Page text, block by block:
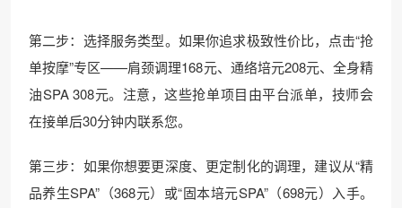
第二步：选择服务类型。如果你追求极致性价比，点击“抢
单按摩”专区——肩颈调理168元、通络培元208元、全身精
油SPA 308元。注意，这些抢单项目由平台派单，技师会
在接单后30分钟内联系您。
第三步：如果你想要更深度、更定制化的调理，建议从“精
品养生SPA”（368元）或“固本培元SPA”（698元）入手。